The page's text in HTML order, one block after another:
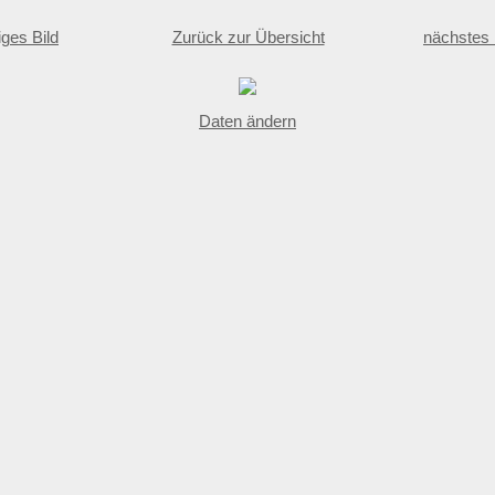
Bild Zurück zur Übersicht nächstes
Daten ändern